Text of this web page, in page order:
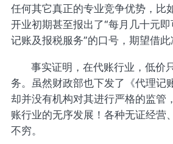
任何其它真正的专业竞争优势，比
开业初期甚至报出了“每月几十元
记账及报税服务”的口号，期望借此
事实证明，在代账行业，低价
务。虽然财政部也下发了《代理记
却并没有机构对其进行严格的监管
账行业的无序发展！各种无证经营
不穷。